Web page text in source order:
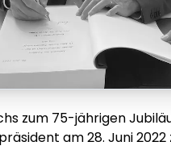
zum 75-jährigen
am 28. Juni